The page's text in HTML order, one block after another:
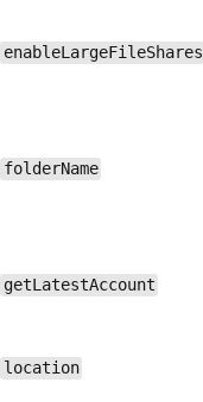
enableLargeFileShares
folderName
getLatestAccount
location